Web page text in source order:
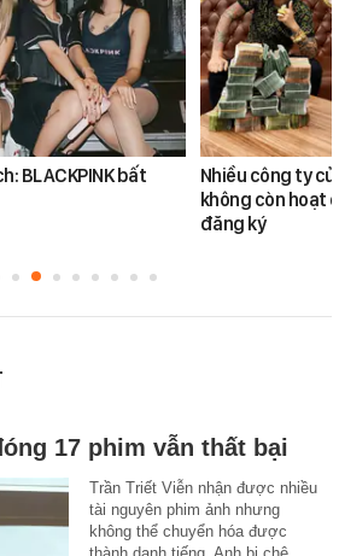
BLACKPINK bất
Nhiều công ty
không còn hoạt
đăng ký
17 phim vẫn thất bại
Trần Triết Viễn nhận được nhiều
tài nguyên phim ảnh nhưng
không thể chuyển hóa được